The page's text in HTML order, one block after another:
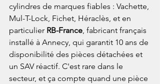
cylindres de marques fiables : Vachette,
Mul-T-Lock, Fichet, Héraclès, et en
particulier RB-France, fabricant français
installé à Annecy, qui garantit 10 ans de
disponibilité des pièces détachées et
un SAV réactif. C'est rare dans le
secteur, et ça compte quand une pièce